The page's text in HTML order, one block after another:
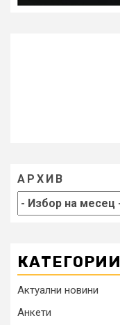
АРХИВ
КАТЕГОРИИ
Актуални новини
Анкети